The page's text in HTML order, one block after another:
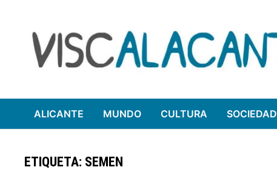
contenido
ALICANTE MUNDO CULTURA SOCIEDAD
ETIQUETA: SEMEN